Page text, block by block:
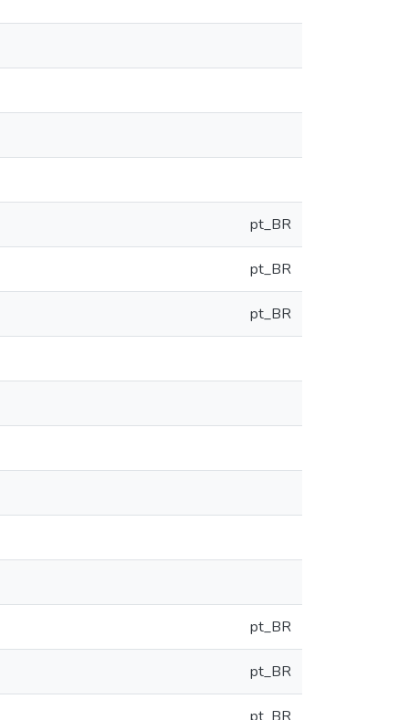
pt_BR
pt_BR
pt_BR
pt_BR
pt_BR